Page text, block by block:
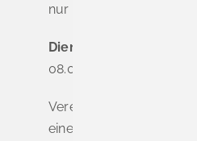
nur nach
Dienstag - Freitag
08.00 - 12.00 Uhr
Vereinbaren Sie online
einen Termin, um